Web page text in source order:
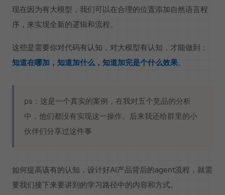
现在因为有大模型，我们可以在合理的位置添加自然语言程
序，来实现全新的逻辑和流程。
这些是需要你对代码有认知，对大模型有认知，才能做到：
知道在哪加，知道加什么，知道加完是个什么效果。
ps：这是一个真实的案例，在我对五个竞品的分析
中，他们都没有实现这一操作。后来我还给群里的小
伙伴们分享过这件事
如何提高该有的认知，设计好AI产品背后的agent流程，就需
要我们接下来要讲到的学习路径中的内容和方式。